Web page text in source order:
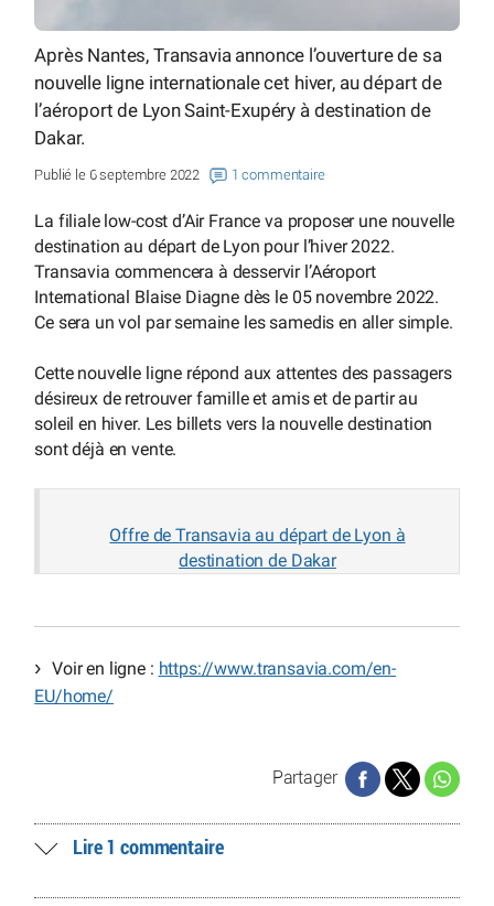
Après Nantes, Transavia annonce l’ouverture de sa
nouvelle ligne internationale cet hiver, au départ de
l’aéroport de Lyon Saint-Exupéry à destination de
Dakar.
Publié le 6 septembre 2022 1 commentaire
La filiale low-cost d’Air France va proposer une nouvelle
destination au départ de Lyon pour l’hiver 2022.
Transavia commencera à desservir l’Aéroport
International Blaise Diagne dès le 05 novembre 2022.
Ce sera un vol par semaine les samedis en aller simple.
Cette nouvelle ligne répond aux attentes des passagers
désireux de retrouver famille et amis et de partir au
soleil en hiver. Les billets vers la nouvelle destination
sont déjà en vente.
Offre de Transavia au départ de Lyon à
destination de Dakar
Voir en ligne : https://www.transavia.com/en-
EU/home/
Partager
Lire 1 commentaire